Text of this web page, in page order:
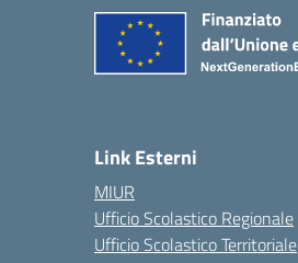
Link Esterni
MIUR
Ufficio Scolastico Regionale
Ufficio Scolastico Territoriale